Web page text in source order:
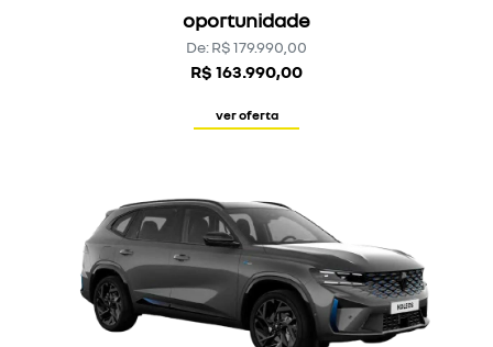
oportunidade
De: R$ 179.990,00
R$ 163.990,00
ver oferta